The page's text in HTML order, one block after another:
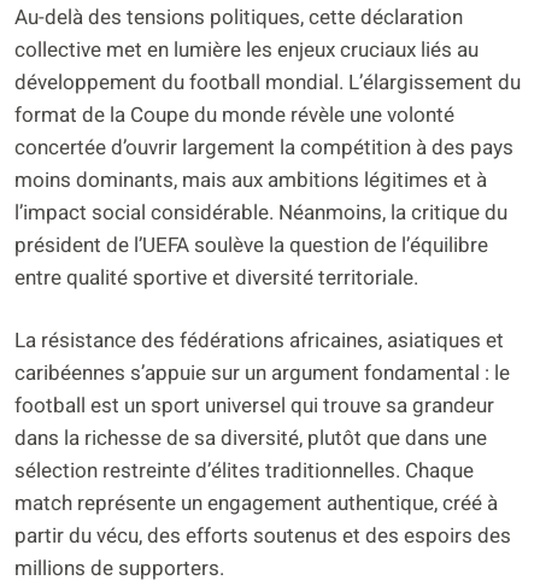
Au-delà des tensions politiques, cette déclaration
collective met en lumière les enjeux cruciaux liés au
développement du football mondial. L’élargissement du
format de la Coupe du monde révèle une volonté
concertée d’ouvrir largement la compétition à des pays
moins dominants, mais aux ambitions légitimes et à
l’impact social considérable. Néanmoins, la critique du
président de l’UEFA soulève la question de l’équilibre
entre qualité sportive et diversité territoriale.
La résistance des fédérations africaines, asiatiques et
caribéennes s’appuie sur un argument fondamental : le
football est un sport universel qui trouve sa grandeur
dans la richesse de sa diversité, plutôt que dans une
sélection restreinte d’élites traditionnelles. Chaque
match représente un engagement authentique, créé à
partir du vécu, des efforts soutenus et des espoirs des
millions de supporters.